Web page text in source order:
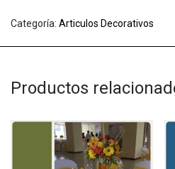
Categoría: Articulos Decorativos
Productos